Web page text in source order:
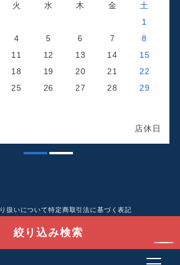
絞り込み検索
火 水 木 金
土
1
4 5 6 7
8
11 12 13 14
15
18 19 20 21
22
25 26 27 28
29
店休日
扱いについて特定商取引法に基づく表記
爽快潔Living. All rights reserved